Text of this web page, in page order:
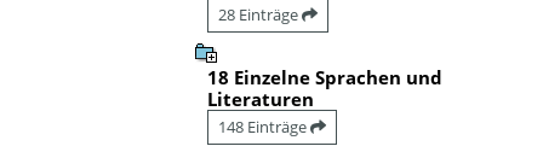
28 Einträge
18 Einzelne Sprachen und
Literaturen
148 Einträge